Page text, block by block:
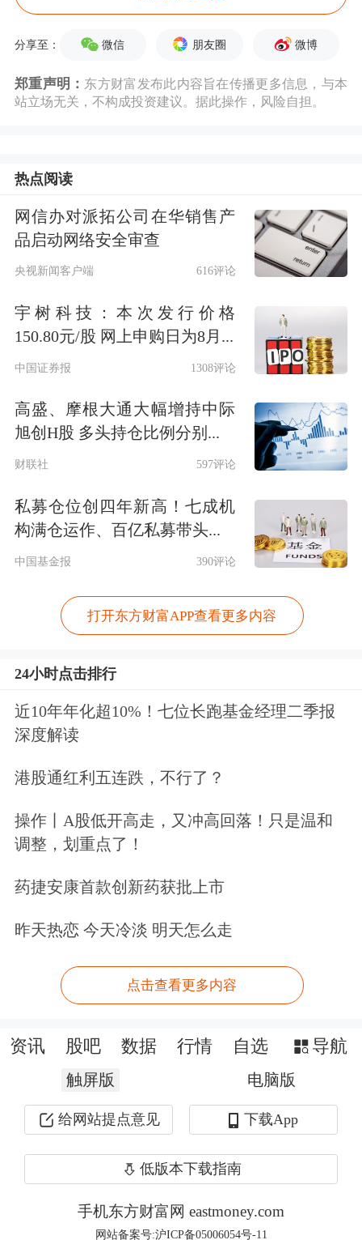
功能将提供个性化行程建议，进一步提
升宾客预订效率和数字化体验，实现
从“被动响应”到“主动预见”的服务跃
同时，万豪将与阿里进一步加强供应链
保包括飞猪万豪国际集团旗舰店、万豪
旅享家App等在价格、权益、会员服务
合资公司，助力万豪在中国市场开展智
能营销，并持续扩展新渠道，挖掘新增
长机会。2017年，阿里巴巴集团与万豪
国际集团达成战略合作，并成立合资公
司，为消费者创造崭新的旅行体验。
万豪和钉钉后续也会深入探讨，借助AI
助力酒店员工提效以更好服务消费者的
万豪国际集团总裁兼首席执行官柯诺安
势，以及万豪会员生态上的深厚积淀，
定制规划，打造‘因人而异’的个性化体
验，让旅行更有温度。”
阿里巴巴集团CEO吴泳铭表示，“我们
万豪国际集团一起推动AI在酒店行业的
深度应用，创新提升AI时代的消费者体
Level-2千档行情免费送，主力动向全透
文章来源：证券时报网
作者：聂英好
原标题：阿里巴巴与万豪国际集团达成AI战略合作 以AI重塑旅宿体
分享至： 微信 朋友圈 微博
郑重声明： 东方财富发布此内容旨在传播更多信息，与本
站立场无关，不构成投资建议。据此操作，风险自担。
热点阅读
网信办对派拓公司在华销售产
品启动网络安全审查
央视新闻客户端 616评论
宇树科技：本次发行价格
150.80元/股 网上申购日为8月...
中国证券报 1308评论
高盛、摩根大通大幅增持中际
旭创H股 多头持仓比例分别...
财联社 597评论
私募仓位创四年新高！七成机
构满仓运作、百亿私募带头...
中国基金报 390评论
打开东方财富APP查看更多内容
24小时点击排行
近10年年化超10%！七位长跑基金经理二季报
深度解读
港股通红利五连跌，不行了？
操作丨A股低开高走，又冲高回落！只是温和
调整，划重点了！
药捷安康首款创新药获批上市
昨天热恋 今天冷淡 明天怎么走
点击查看更多内容
资讯 股吧 数据 行情 自选 导航
触屏版 电脑版
给网站提点意见 下载App
低版本下载指南
手机东方财富网 eastmoney.com
网站备案号:沪ICP备05006054号-11